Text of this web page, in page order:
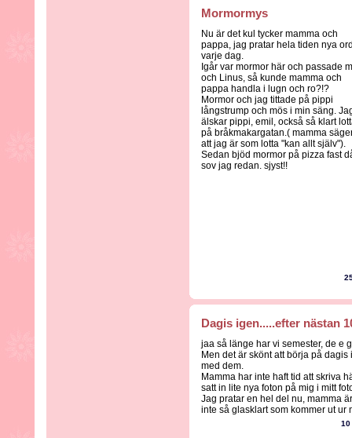
Mormormys
Nu är det kul tycker mamma och
pappa, jag pratar hela tiden nya
varje dag.
Igår var mormor här och passade
och Linus, så kunde mamma och
pappa handla i lugn och ro?!?
Mormor och jag tittade på pippi
långstrump och mös i min säng.
älskar pippi, emil, också så klart
på bråkmakargatan.( mamma
att jag är som lotta "kan allt själv").
Sedan bjöd mormor på pizza fast
sov jag redan. sjyst!!
Dagis igen.....efter nästan
jaa så länge har vi semester, de e
Men det är skönt att börja på
med dem.
Mamma har inte haft tid att skriva
satt in lite nya foton på mig i mitt
Jag pratar en hel del nu, mamma
inte så glasklart som kommer ut ur
10